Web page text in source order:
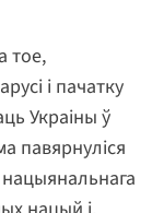
тое,
і пачатку
Украіны ў
павярнуліся